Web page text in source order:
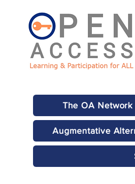
The OA Network
Augmentative